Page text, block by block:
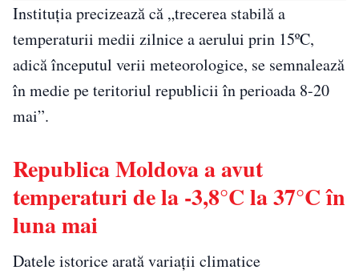
Instituția precizează că „trecerea stabilă a
temperaturii medii zilnice a aerului prin 15ºC,
adică începutul verii meteorologice, se semnalează
în medie pe teritoriul republicii în perioada 8-20
mai”.
Republica Moldova a avut
temperaturi de la -3,8°C la 37°C în
luna mai
Datele istorice arată variații climatice